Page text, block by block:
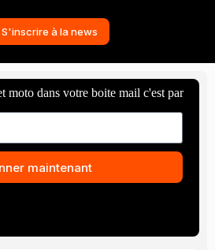
S'inscrire à la news
moto dans votre boite mail c'est par
maintenant